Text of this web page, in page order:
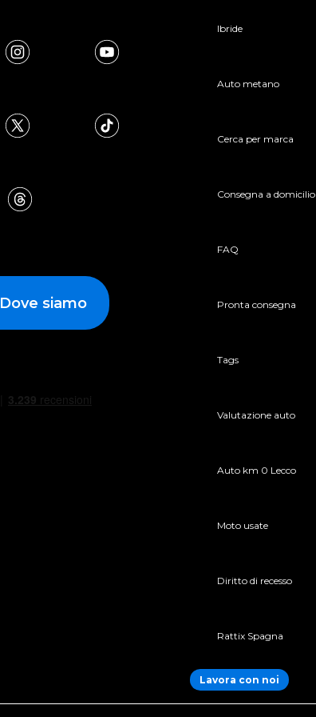
Dove siamo
Ibride
Auto metano
Cerca per marca
Consegna a domicilio
FAQ
Pronta consegna
Tags
Valutazione auto
Auto km 0 Lecco
Moto usate
Diritto di recesso
Rattix Spagna
Lavora con noi